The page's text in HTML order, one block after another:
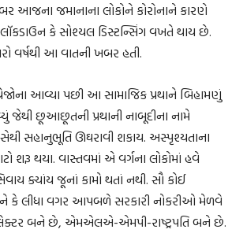
આજના જમાનાના લોકોને કોરોનાને કારણે
કે સોશ્યલ ડિસ્ટન્સિંગ વખતે થાય છે.
વર્ષથી આ વાતની ખબર હતી.
આવ્યા પછી આ સામાજિક પ્રથાને બિહામણું
છૂઆછૂતની પ્રથાની નાબૂદીના નામે
સહાનુભૂતિ ઊઘરાવી શકાય. અસ્પૃશ્યતાના
શરૂ થયા. વાસ્તવમાં એ વર્ગના લોકોમાં હવે
ક્યાંય જૂનાં કામો થતાં નથી. સૌ કોઈ
કે લીધા વગર આપબળે સરકારી નોકરીઓ મેળવે
બને છે, એમએલએ-એમપી-રાષ્ટ્રપતિ બને છે.